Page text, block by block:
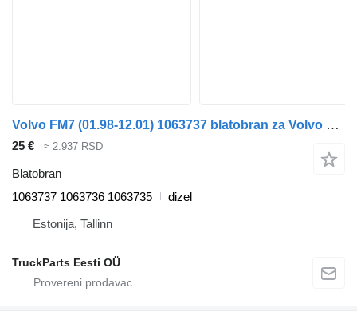
Volvo FM7 (01.98-12.01) 1063737 blatobran za Volvo FM7-FM12, FM, FMX (1998-2014) tegljača
25 € ≈ 2.937 RSD
Blatobran
1063737 1063736 1063735
dizel
Estonija, Tallinn
TruckParts Eesti OÜ